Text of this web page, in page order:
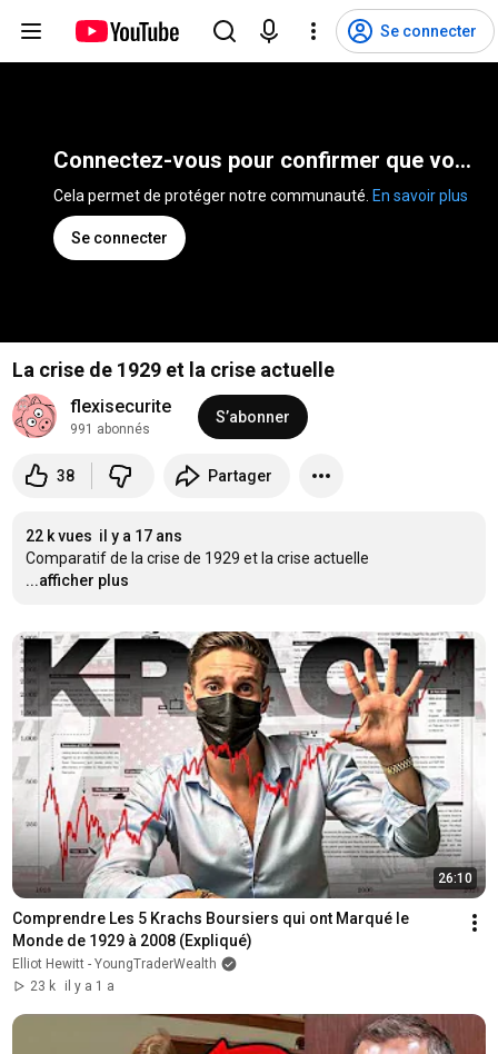
Se connecter
Connectez-vous pour confirmer que vous n'êtes pas un robot
En savoir plus
Se connecter
La crise de 1929 et la crise actuelle
flexisecurite
991 abonnés
S’abonner
38 Partager
22 k vues il y a 17 ans
Comparatif de la crise de 1929 et la crise actuelle
...afficher plus
26:10
Comprendre Les 5 Krachs Boursiers qui ont Marqué le
Monde de 1929 à 2008 (Expliqué)
Elliot Hewitt - YoungTraderWealth
23 k
il y a 1 a